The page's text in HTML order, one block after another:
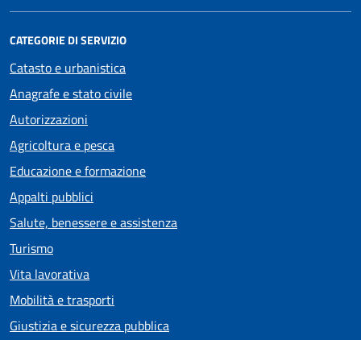
CATEGORIE DI SERVIZIO
Catasto e urbanistica
Anagrafe e stato civile
Autorizzazioni
Agricoltura e pesca
Educazione e formazione
Appalti pubblici
Salute, benessere e assistenza
Turismo
Vita lavorativa
Mobilità e trasporti
Giustizia e sicurezza pubblica